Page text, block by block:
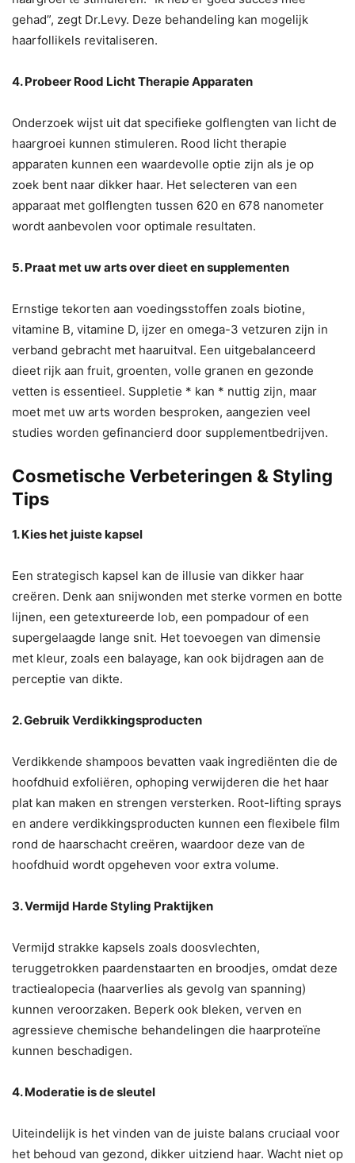
gehad”, zegt Dr.Levy. Deze behandeling kan mogelijk
haarfollikels revitaliseren.
4. Probeer Rood Licht Therapie Apparaten
Onderzoek wijst uit dat specifieke golflengten van licht de
haargroei kunnen stimuleren. Rood licht therapie
apparaten kunnen een waardevolle optie zijn als je op
zoek bent naar dikker haar. Het selecteren van een
apparaat met golflengten tussen 620 en 678 nanometer
wordt aanbevolen voor optimale resultaten.
5. Praat met uw arts over dieet en supplementen
Ernstige tekorten aan voedingsstoffen zoals biotine,
vitamine B, vitamine D, ijzer en omega-3 vetzuren zijn in
verband gebracht met haaruitval. Een uitgebalanceerd
dieet rijk aan fruit, groenten, volle granen en gezonde
vetten is essentieel. Suppletie * kan * nuttig zijn, maar
moet met uw arts worden besproken, aangezien veel
studies worden gefinancierd door supplementbedrijven.
Cosmetische Verbeteringen & Styling
Tips
1. Kies het juiste kapsel
Een strategisch kapsel kan de illusie van dikker haar
creëren. Denk aan snijwonden met sterke vormen en botte
lijnen, een getextureerde lob, een pompadour of een
supergelaagde lange snit. Het toevoegen van dimensie
met kleur, zoals een balayage, kan ook bijdragen aan de
perceptie van dikte.
2. Gebruik Verdikkingsproducten
Verdikkende shampoos bevatten vaak ingrediënten die de
hoofdhuid exfoliëren, ophoping verwijderen die het haar
plat kan maken en strengen versterken. Root-lifting sprays
en andere verdikkingsproducten kunnen een flexibele film
rond de haarschacht creëren, waardoor deze van de
hoofdhuid wordt opgeheven voor extra volume.
3. Vermijd Harde Styling Praktijken
Vermijd strakke kapsels zoals doosvlechten,
teruggetrokken paardenstaarten en broodjes, omdat deze
tractiealopecia (haarverlies als gevolg van spanning)
kunnen veroorzaken. Beperk ook bleken, verven en
agressieve chemische behandelingen die haarproteïne
kunnen beschadigen.
4. Moderatie is de sleutel
Uiteindelijk is het vinden van de juiste balans cruciaal voor
het behoud van gezond, dikker uitziend haar. Wacht niet op